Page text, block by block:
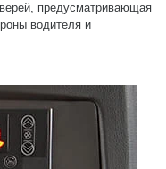
предусматривающая
водителя и